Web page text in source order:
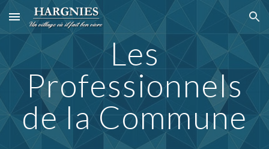
Skip to main content Skip to navigation
Les
Professionnels
de la Commune